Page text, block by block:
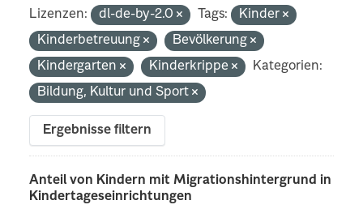
Lizenzen: dl-de-by-2.0 Tags:
Kinder
Kinderbetreuung
Bevölkerung
Kindergarten
Kinderkrippe
Kategorien:
Bildung, Kultur und Sport
Ergebnisse filtern
Anteil von Kindern mit Migrationshintergrund in
Kindertageseinrichtungen